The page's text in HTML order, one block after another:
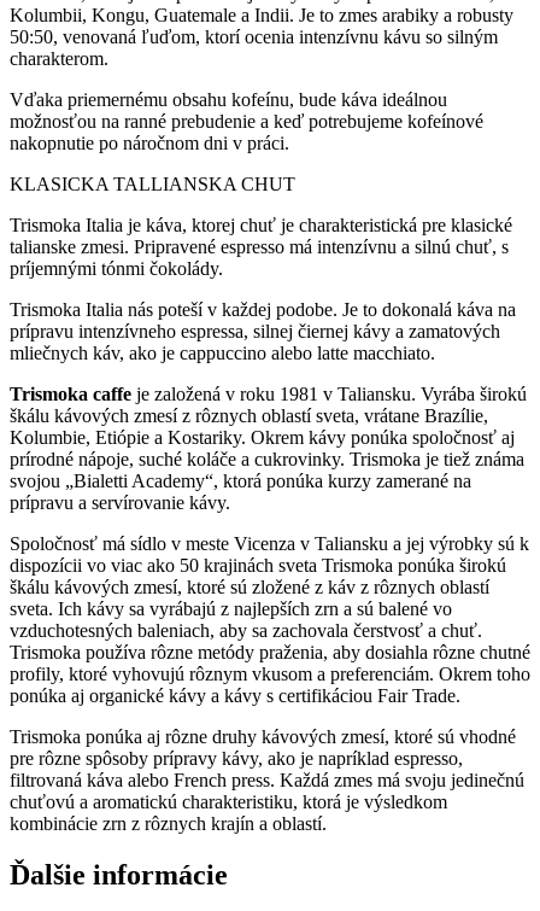
Kolumbii, Kongu, Guatemale a Indii. Je to zmes arabiky a robusty
50:50, venovaná ľuďom, ktorí ocenia intenzívnu kávu so silným
charakterom.
Vďaka priemernému obsahu kofeínu, bude káva ideálnou
možnosťou na ranné prebudenie a keď potrebujeme kofeínové
nakopnutie po náročnom dni v práci.
KLASICKA TALLIANSKA CHUT
Trismoka Italia je káva, ktorej chuť je charakteristická pre klasické
talianske zmesi. Pripravené espresso má intenzívnu a silnú chuť, s
príjemnými tónmi čokolády.
Trismoka Italia nás poteší v každej podobe. Je to dokonalá káva na
prípravu intenzívneho espressa, silnej čiernej kávy a zamatových
mliečnych káv, ako je cappuccino alebo latte macchiato.
Trismoka caffe je založená v roku 1981 v Taliansku. Vyrába širokú
škálu kávových zmesí z rôznych oblastí sveta, vrátane Brazílie,
Kolumbie, Etiópie a Kostariky. Okrem kávy ponúka spoločnosť aj
prírodné nápoje, suché koláče a cukrovinky. Trismoka je tiež známa
svojou „Bialetti Academy“, ktorá ponúka kurzy zamerané na
prípravu a servírovanie kávy.
Spoločnosť má sídlo v meste Vicenza v Taliansku a jej výrobky sú k
dispozícii vo viac ako 50 krajinách sveta Trismoka ponúka širokú
škálu kávových zmesí, ktoré sú zložené z káv z rôznych oblastí
sveta. Ich kávy sa vyrábajú z najlepších zrn a sú balené vo
vzduchotesných baleniach, aby sa zachovala čerstvosť a chuť.
Trismoka používa rôzne metódy praženia, aby dosiahla rôzne chutné
profily, ktoré vyhovujú rôznym vkusom a preferenciám. Okrem toho
ponúka aj organické kávy a kávy s certifikáciou Fair Trade.
Trismoka ponúka aj rôzne druhy kávových zmesí, ktoré sú vhodné
pre rôzne spôsoby prípravy kávy, ako je napríklad espresso,
filtrovaná káva alebo French press. Každá zmes má svoju jedinečnú
chuťovú a aromatickú charakteristiku, ktorá je výsledkom
kombinácie zrn z rôznych krajín a oblastí.
Ďalšie informácie